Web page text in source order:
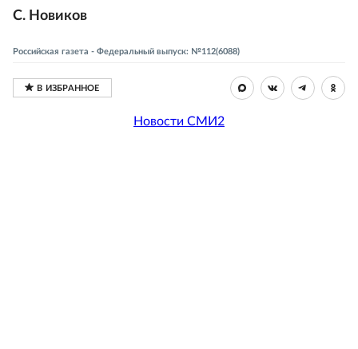
С. Новиков
Российская газета - Федеральный выпуск: №112(6088)
Новости СМИ2